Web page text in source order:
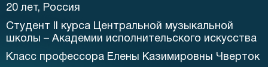
20 лет, Россия
Студент II курса Центральной музыкальной
школы – Академии исполнительского искусства
Класс профессора Елены Казимировны Чверток